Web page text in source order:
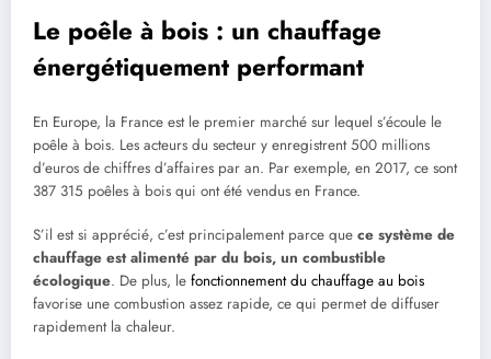
Le poêle à bois : un chauffage
énergétiquement performant
En Europe, la France est le premier marché sur lequel s’écoule le
poêle à bois. Les acteurs du secteur y enregistrent 500 millions
d’euros de chiffres d’affaires par an. Par exemple, en 2017, ce sont
387 315 poêles à bois qui ont été vendus en France.
S’il est si apprécié, c’est principalement parce que ce système de
chauffage est alimenté par du bois, un combustible
écologique. De plus, le fonctionnement du chauffage au bois
favorise une combustion assez rapide, ce qui permet de diffuser
rapidement la chaleur.